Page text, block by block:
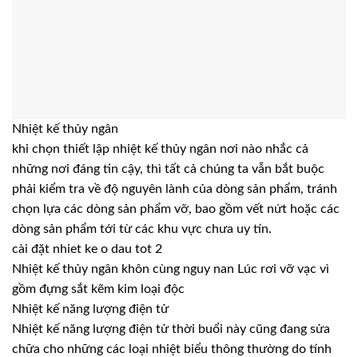
Nhiệt kế thủy ngân
khi chọn thiết lập nhiệt kế thủy ngân nơi nào nhắc cả
những nơi đáng tin cậy, thì tất cả chúng ta vẫn bắt buộc
phải kiểm tra về độ nguyên lành của dòng sản phẩm, tránh
chọn lựa các dòng sản phẩm vỡ, bao gồm vết nứt hoặc các
dòng sản phẩm tới từ các khu vực chưa uy tín.
cài đặt nhiet ke o dau tot 2
Nhiệt kế thủy ngân khôn cùng nguy nan Lúc rơi vỡ vạc vì
gồm đựng sắt kẽm kim loại độc
Nhiệt kế năng lượng điện tử
Nhiệt kế năng lượng điện tử thời buổi này cũng đang sửa
chữa cho những các loại nhiệt biểu thông thường do tính